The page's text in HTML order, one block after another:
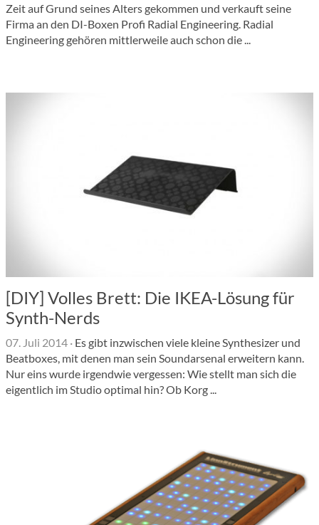
Zeit auf Grund seines Alters gekommen und verkauft seine
Firma an den DI-Boxen Profi Radial Engineering. Radial
Engineering gehören mittlerweile auch schon die ...
[DIY] Volles Brett: Die IKEA-Lösung für
Synth-Nerds
07. Juli 2014 · Es gibt inzwischen viele kleine Synthesizer und
Beatboxes, mit denen man sein Soundarsenal erweitern kann.
Nur eins wurde irgendwie vergessen: Wie stellt man sich die
eigentlich im Studio optimal hin? Ob Korg ...